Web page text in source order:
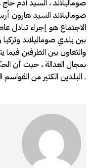
صوماليلاند ، السيد آدم
صوماليلاند السيد هارون
الاجتماع هو إجراء تبادل
بين بلدي صوماليلاند وتركيا
والتعاون بين الطرفين
بمجال العدالة ، حيث أن
البلدين الكثير من القواسم المشتركة .